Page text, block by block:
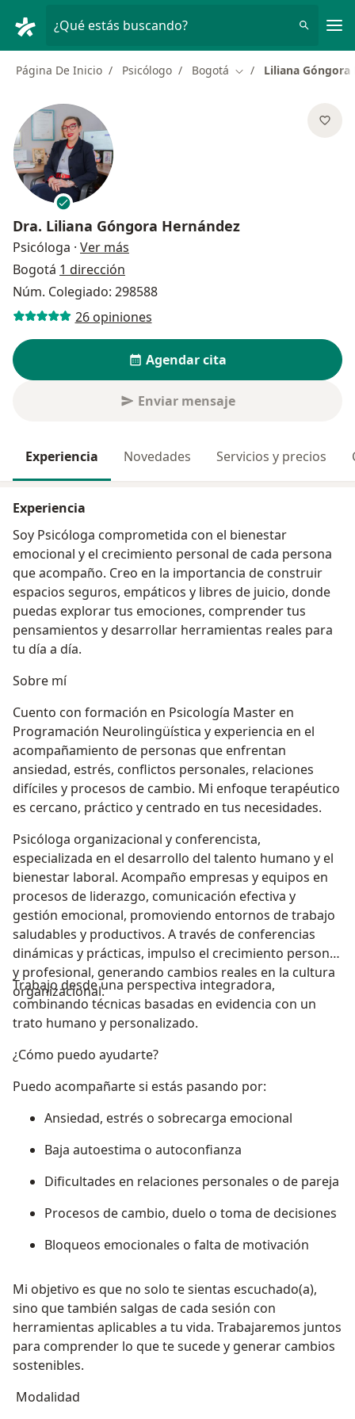
¿Qué estás buscando?
Página De Inicio Psicólogo Bogotá Cambiar de ciudad
Liliana Góngora
Dra. Liliana Góngora Hernández
Psicóloga · Ver más
Bogotá 1 dirección
Núm. Colegiado: 298588
26 opiniones
Agendar cita
Enviar mensaje
Experiencia Novedades Servicios y precios
Experiencia
Soy Psicóloga comprometida con el bienestar
emocional y el crecimiento personal de cada persona
que acompaño. Creo en la importancia de construir
espacios seguros, empáticos y libres de juicio, donde
puedas explorar tus emociones, comprender tus
pensamientos y desarrollar herramientas reales para
tu día a día.
Sobre mí
Cuento con formación en Psicología Master en
Programación Neurolingüística y experiencia en el
acompañamiento de personas que enfrentan
ansiedad, estrés, conflictos personales, relaciones
difíciles y procesos de cambio. Mi enfoque terapéutico
es cercano, práctico y centrado en tus necesidades.
Psicóloga organizacional y conferencista,
especializada en el desarrollo del talento humano y el
bienestar laboral. Acompaño empresas y equipos en
procesos de liderazgo, comunicación efectiva y
gestión emocional, promoviendo entornos de trabajo
saludables y productivos. A través de conferencias
dinámicas y prácticas, impulso el crecimiento personal
y profesional, generando cambios reales en la cultura
organizacional.
Trabajo desde una perspectiva integradora,
combinando técnicas basadas en evidencia con un
trato humano y personalizado.
¿Cómo puedo ayudarte?
Puedo acompañarte si estás pasando por:
Ansiedad, estrés o sobrecarga emocional
Baja autoestima o autoconfianza
Dificultades en relaciones personales o de pareja
Procesos de cambio, duelo o toma de decisiones
Bloqueos emocionales o falta de motivación
Mi objetivo es que no solo te sientas escuchado(a),
sino que también salgas de cada sesión con
herramientas aplicables a tu vida. Trabajaremos juntos
para comprender lo que te sucede y generar cambios
sostenibles.
Modalidad